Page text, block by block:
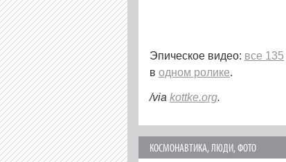
Эпическое видео: все 135
в одном ролике.
/via kottke.org.
КОСМОНАВТИКА,ЛЮДИ,ФОТО